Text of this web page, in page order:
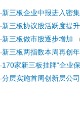
·新三板企业中报进入密
·新三板协议股活跃度提升
·新三板做市股逐步增加
·新三板两指数本周再创
·170家新三板挂牌“企业
·分层实施首周创新层公